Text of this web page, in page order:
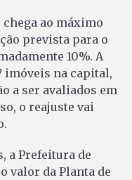
ao máximo
prevista para o
10%. A
imóveis na capital,
a ser avaliados em
o reajuste vai
a Prefeitura de
valor da Planta de